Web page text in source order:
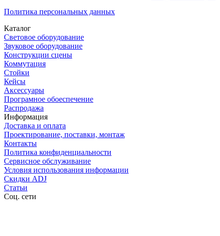
Политика персональных данных
Каталог
Световое оборудование
Звуковое оборудование
Конструкции сцены
Коммутация
Стойки
Кейсы
Аксессуары
Програмное обоеспечение
Распродажа
Информация
Доставка и оплата
Проектирование, поставки, монтаж
Контакты
Политика конфиденциальности
Сервисное обслуживание
Условия использования информации
Скидки ADJ
Статьи
Соц. сети